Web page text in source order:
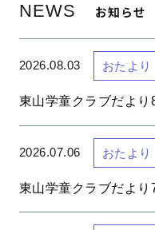
NEWS お知らせ
2026.08.03 おたより
東山学童クラブだより
2026.07.06 おたより
東山学童クラブだより